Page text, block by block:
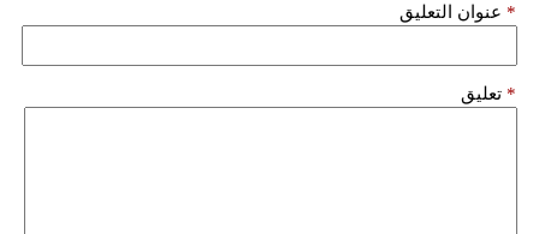
عنوان التعليق *
تعليق *